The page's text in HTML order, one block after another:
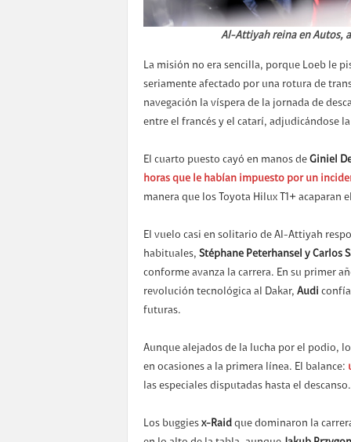
Al-Attiyah reina en Autos,
La misión no era sencilla, porque Loeb le
seriamente afectado por una rotura de
navegación la víspera de la jornada de
entre el francés y el catarí, adjudicándose
El cuarto puesto cayó en manos de Giniel
horas que le habían impuesto por un
manera que los Toyota Hilux T1+ acaparan
El vuelo casi en solitario de Al-Attiyah
habituales, Stéphane Peterhansel y Carlos
conforme avanza la carrera. En su primer
revolución tecnológica al Dakar, Audi confía
futuras.
Aunque alejados de la lucha por el podio,
en ocasiones a la primera línea. El balance:
las especiales disputadas hasta el descanso.
Los buggiesx-Raidque dominaron la